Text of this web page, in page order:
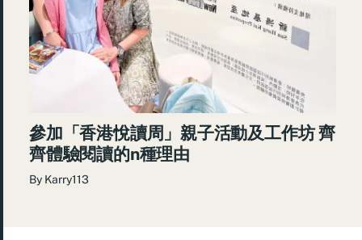
參加「香港悅讀周」親子活動及工作坊 齊
齊體驗閱讀的n種理由
By Karry113